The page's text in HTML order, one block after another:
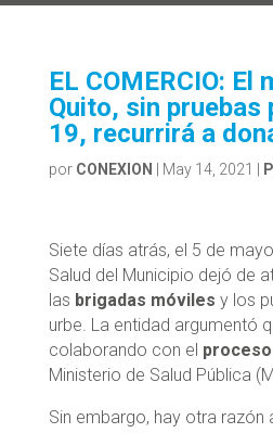
EL COMERCIO: El
Quito, sin pruebas
19, recurrirá a
por CONEXION May 14, 2021
Siete días atrás, el 5 de
Salud del Municipio dejó de
las brigadas móviles y los
urbe. La entidad argumentó
colaborando con el proceso
Ministerio de Salud Pública
Sin embargo, hay otra razón